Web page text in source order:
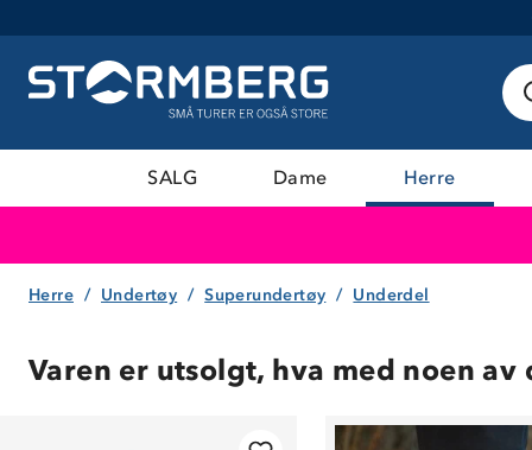
SALG Dame Herre
Herre Undertøy Superundertøy Underdel
Varen er utsolgt, hva med noen av